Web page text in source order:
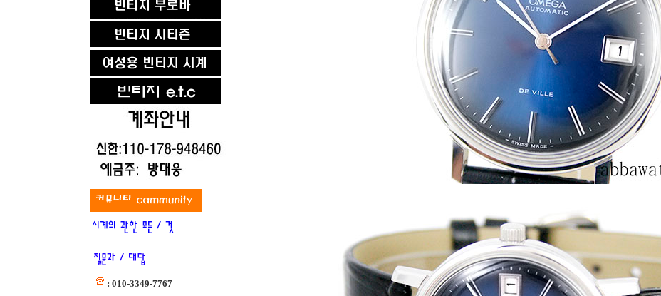
: 010-3349-7767